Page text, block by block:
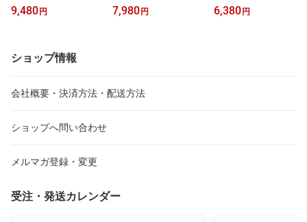
レディース ウーララ リ
ミテッド 1403 OOlala Li
歩きやすい 疲れない 新
品 新作 ブランド プレゼ
9,480 円
ー 正規品 ウーフォス サ
ンダル OOFOS サンダル
カバリー サンダル グレ
ー
7,980 円
名前入り 水筒 montbell
タンブラー 保温 保冷 名
6,380 円
ショップ情報
会社概要・決済方法・配送方法
ショップへ問い合わせ
メルマガ登録・変更
受注・発送カレンダー